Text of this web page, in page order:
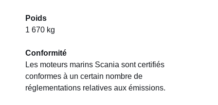
Poids
1 670 kg
Conformité
Les moteurs marins Scania sont certifiés
conformes à un certain nombre de
réglementations relatives aux émissions.